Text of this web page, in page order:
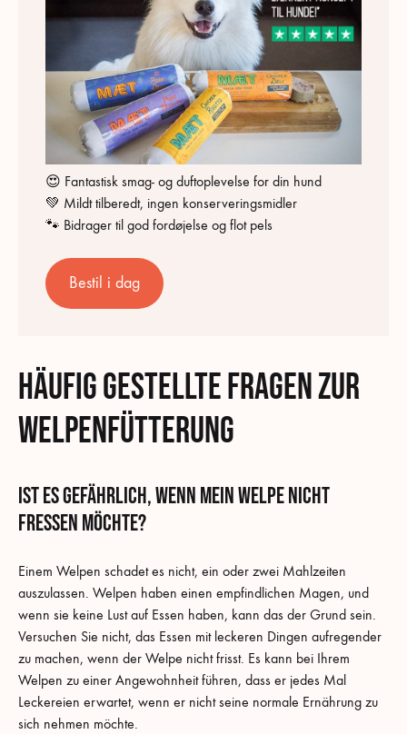
😍 Fantastisk smag- og duftoplevelse for din hund
💚 Mildt tilberedt, ingen konserveringsmidler
🐾 Bidrager til god fordøjelse og flot pels
Bestil i dag
Häufig gestellte Fragen zur
Welpenfütterung
Ist es gefährlich, wenn mein Welpe nicht
fressen möchte?
Einem Welpen schadet es nicht, ein oder zwei Mahlzeiten
auszulassen. Welpen haben einen empfindlichen Magen, und
wenn sie keine Lust auf Essen haben, kann das der Grund sein.
Versuchen Sie nicht, das Essen mit leckeren Dingen aufregender
zu machen, wenn der Welpe nicht frisst. Es kann bei Ihrem
Welpen zu einer Angewohnheit führen, dass er jedes Mal
Leckereien erwartet, wenn er nicht seine normale Ernährung zu
sich nehmen möchte.